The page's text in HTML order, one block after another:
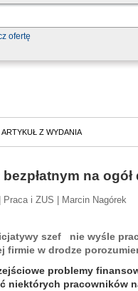
ofertę
Z WYDANIA
na
Praca i ZUS | Marcin Nagórek
szef nie wyśle
firmie w drodze
problemy
niektórych pracowników